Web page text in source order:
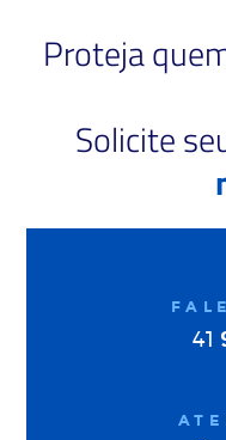
Proteja
Solicite
41